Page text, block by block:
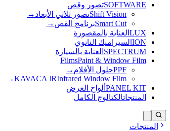
SOFTWAREتصور وقص
Shift Visionتصور ثلاثي الأبعاد →
Smart Cutبرنامج القص →
LUX العناية بالمقصورة
ION السيراميك النانوي
SPECTRUM العناية بالسيارة
FilmsPaint & Window Film
PPFحلول الأفلام →
KAVACA IRInfrared Window Film
→
PANEL KIT ألواح العرض
المنتجاتالكتالوج الكامل
المنتجات